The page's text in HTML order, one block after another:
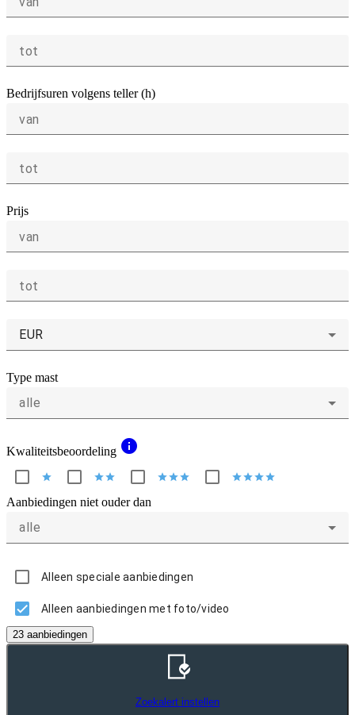
tot
Bedrijfsuren volgens teller (h)
van
tot
Prijs
van
tot
EUR
Type mast
alle
Kwaliteitsbeoordeling info
star starstar starstarstar starstarstarstar
Aanbiedingen niet ouder dan
alle
Alleen speciale aanbiedingen
Alleen aanbiedingen met foto/video
23 aanbiedingen
Zoekalert instellen